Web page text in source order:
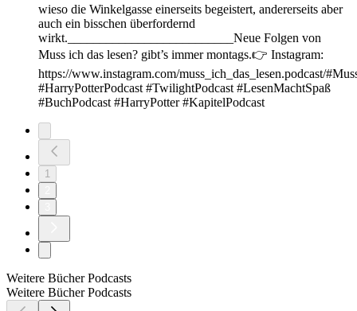
wieso die Winkelgasse einerseits begeistert, andererseits aber
auch ein bisschen überfordernd
wirkt.__________________________Neue Folgen von
Muss ich das lesen? gibt’s immer montags.👉 Instagram:
https://www.instagram.com/muss_ich_das_lesen.podcast/
#HarryPotterPodcast #TwilightPodcast #LesenMachtSpaß
#BuchPodcast #HarryPotter #KapitelPodcast
1
Weitere Bücher Podcasts
Weitere Bücher Podcasts